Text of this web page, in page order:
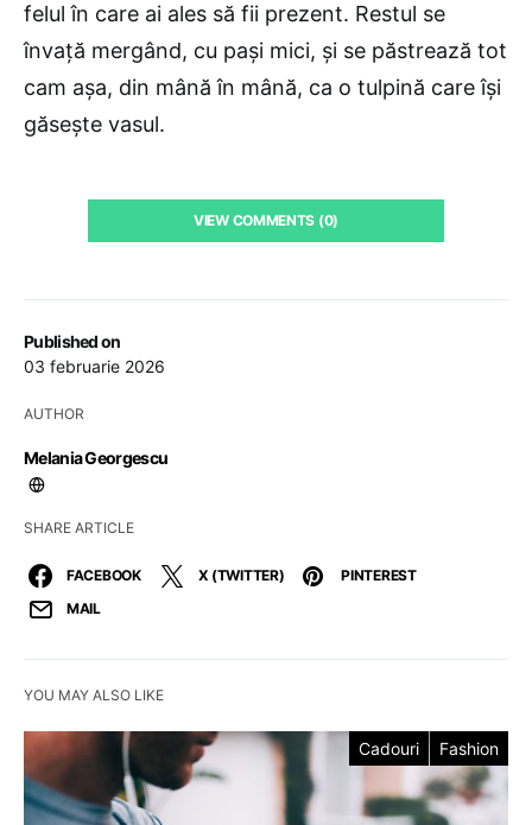
Published on
03 februarie 2026
AUTHOR
Melania Georgescu
SHARE ARTICLE
FACEBOOK X (TWITTER)
PINTEREST
MAIL
felul în care ai ales să fii prezent. Restul se
învață mergând, cu pași mici, și se păstrează tot
cam așa, din mână în mână, ca o tulpină care își
găsește vasul.
VIEW COMMENTS (0)
YOU MAY ALSO LIKE
Cadouri Fashion